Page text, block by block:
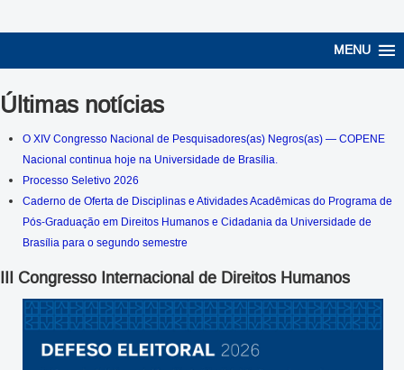
MENU
Últimas notícias
O XIV Congresso Nacional de Pesquisadores(as) Negros(as) — COPENE
Nacional continua hoje na Universidade de Brasília.
Processo Seletivo 2026
Caderno de Oferta de Disciplinas e Atividades Acadêmicas do Programa de
Pós-Graduação em Direitos Humanos e Cidadania da Universidade de
Brasília para o segundo semestre
III Congresso Internacional de Direitos Humanos